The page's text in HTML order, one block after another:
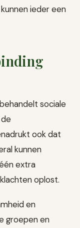
ieder een
behandelt sociale
ook dat
kunnen
extra
oplost.
en
groepen en